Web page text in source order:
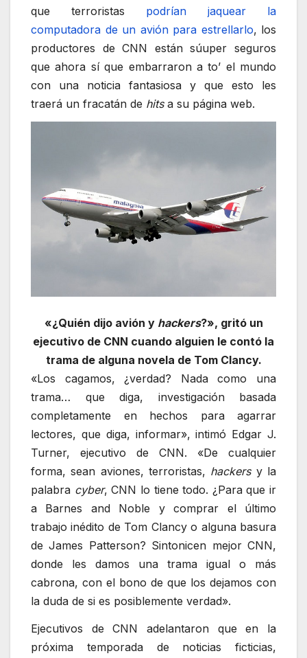
que terroristas podrían jaquear la
computadora de un avión para estrellarlo, los
productores de CNN están súuper seguros
que ahora sí que embarraron a to’ el mundo
con una noticia fantasiosa y que esto les
traerá un fracatán de hitsa su página web.
«¿Quién dijo avión y hackers?», gritó un
ejecutivo de CNN cuando alguien le contó la
trama de alguna novela de Tom Clancy.
«Los cagamos, ¿verdad? Nada como una
trama… que diga, investigación basada
completamente en hechos para agarrar
lectores, que diga, informar», intimó Edgar J.
Turner, ejecutivo de CNN. «De cualquier
forma, sean aviones, terroristas, hackersy la
palabra cyber, CNN lo tiene todo. ¿Para que ir
a Barnes and Noble y comprar el último
trabajo inédito de Tom Clancy o alguna basura
de James Patterson? Sintonicen mejor CNN,
donde les damos una trama igual o más
cabrona, con el bono de que los dejamos con
la duda de si es posiblemente verdad».
Ejecutivos de CNN adelantaron que en la
próxima temporada de noticias ficticias,